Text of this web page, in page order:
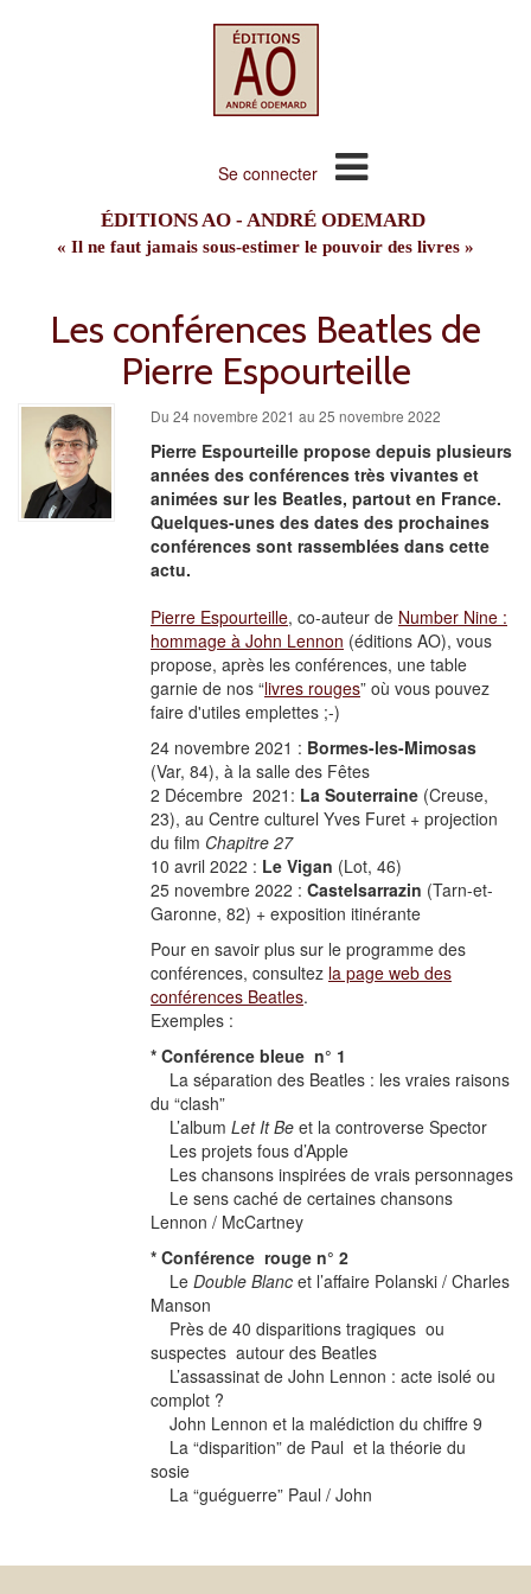
Se connecter
ÉDITIONS AO - ANDRÉ ODEMARD
« Il ne faut jamais sous-estimer le pouvoir des livres »
Les conférences Beatles de
Pierre Espourteille
Du 24 novembre 2021 au 25 novembre 2022
Pierre Espourteille propose depuis plusieurs
années des conférences très vivantes et
animées sur les Beatles, partout en France.
Quelques-unes des dates des prochaines
conférences sont rassemblées dans cette
actu.
Pierre Espourteille, co-auteur de Number Nine :
hommage à John Lennon (éditions AO), vous
propose, après les conférences, une table
garnie de nos “livres rouges” où vous pouvez
faire d'utiles emplettes ;-)
24 novembre 2021 : Bormes-les-Mimosas
(Var, 84), à la salle des Fêtes
2 Décembre 2021: La Souterraine (Creuse,
23), au Centre culturel Yves Furet + projection
du film Chapitre 27
10 avril 2022 : Le Vigan (Lot, 46)
25 novembre 2022 : Castelsarrazin (Tarn-et-
Garonne, 82) + exposition itinérante
Pour en savoir plus sur le programme des
conférences, consultez la page web des
conférences Beatles.
Exemples :
* Conférence bleue n° 1
La séparation des Beatles : les vraies raisons
du “clash”
L’album Let It Be et la controverse Spector
Les projets fous d’Apple
Les chansons inspirées de vrais personnages
Le sens caché de certaines chansons
Lennon / McCartney
* Conférence rouge n° 2
Le Double Blanc et l’affaire Polanski / Charles
Manson
Près de 40 disparitions tragiques ou
suspectes autour des Beatles
L’assassinat de John Lennon : acte isolé ou
complot ?
John Lennon et la malédiction du chiffre 9
La “disparition” de Paul et la théorie du
sosie
La “guéguerre” Paul / John